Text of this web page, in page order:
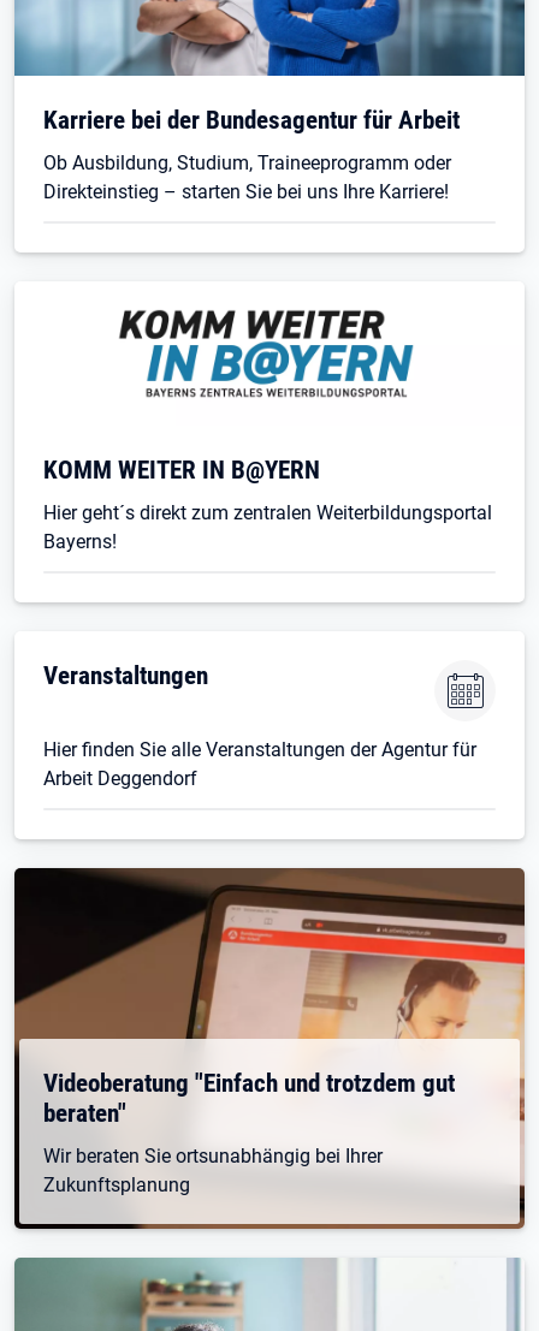
Karriere bei der Bundesagentur für Arbeit
Ob Ausbildung, Studium, Traineeprogramm oder
Direkteinstieg – starten Sie bei uns Ihre Karriere!
KOMM WEITER IN B@YERN
Hier geht´s direkt zum zentralen Weiterbildungsportal
Bayerns!
Veranstaltungen
Hier finden Sie alle Veranstaltungen der Agentur für
Arbeit Deggendorf
Videoberatung "Einfach und trotzdem gut
beraten"
Wir beraten Sie ortsunabhängig bei Ihrer
Zukunftsplanung